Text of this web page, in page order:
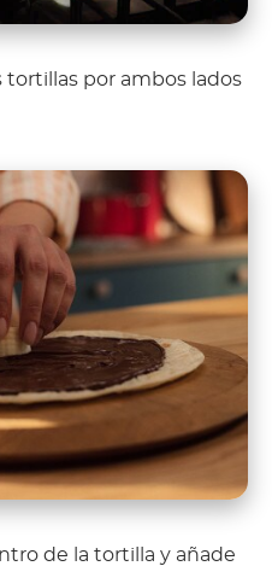
tortillas por ambos lados
de la tortilla y añade